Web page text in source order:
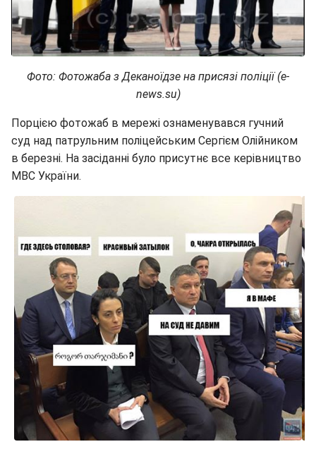
Фото: Фотожаба з Деканоїдзе на присязі поліції (e-
news.su)
Порцією фотожаб в мережі ознаменувався гучний
суд над патрульним поліцейським Сергієм Олійником
в березні. На засіданні було присутнє все керівництво
МВС України.